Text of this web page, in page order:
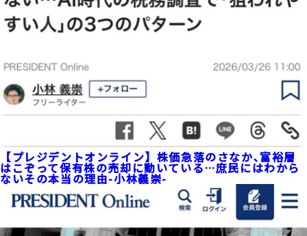
【プレジデントオンライン】株価急落のさなか､富裕層
はこぞって保有株の売却に動いている…庶民にはわから
ないその本当の理由-小林義崇-